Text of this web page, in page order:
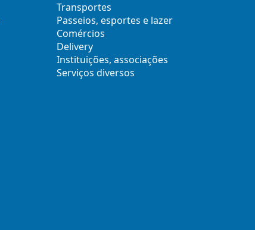
Transportes
Passeios, esportes e lazer
Comércios
Delivery
Instituições, associações
Serviços diversos